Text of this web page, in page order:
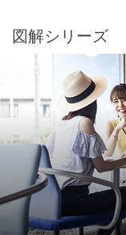
図解シリーズ